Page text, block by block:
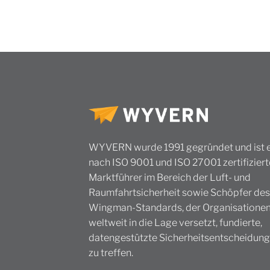
WYVERN wurde 1991 gegründet und ist
nach ISO 9001 und ISO 27001
Marktführer im Bereich der Luft- und
Raumfahrtsicherheit sowie Schöpfer des
Wingman-Standards, der Organisationen
weltweit in die Lage versetzt, fundierte,
datengestützte
zu treffen.